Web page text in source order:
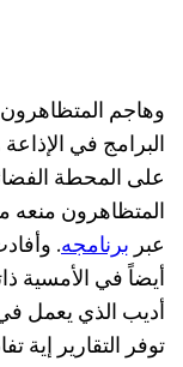
وهاجم
البرامج في الإذاعة
على المحطة
المتظاهرون منعه
عبربرنامجه.
أيضاً في الأمسية
أديب الذي يعمل في
توفر التقارير إية